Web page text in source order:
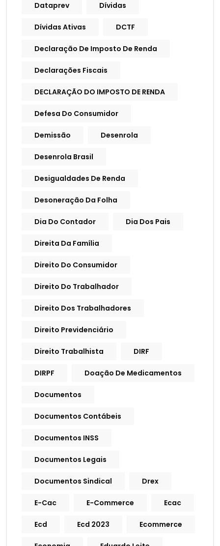
Dataprev Dívidas
Dívidas Ativas DCTF
Declaração De Imposto De Renda
Declarações Fiscais
DECLARAÇÃO DO IMPOSTO DE RENDA
Defesa Do Consumidor
Demissão Desenrola
Desenrola Brasil
Desigualdades De Renda
Desoneração Da Folha
Dia Do Contador Dia Dos Pais
Direita Da Família
Direito Do Consumidor
Direito Do Trabalhador
Direito Dos Trabalhadores
Direito Previdenciário
Direito Trabalhista DIRF
DIRPF Doação De Medicamentos
Documentos
Documentos Contábeis
Documentos INSS
Documentos Legais
Documentos Sindical Drex
E-Cac E-Commerce Ecac
Ecd Ecd 2023 Ecommerce